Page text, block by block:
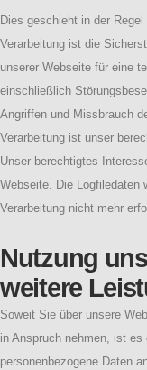
Dies geschieht in der
Verarbeitung ist die
unserer Webseite für eine
einschließlich
Angriffen und Missbrauch
Verarbeitung ist unser
Unser berechtigtes
Webseite. Die Logfiledaten
Verarbeitung nicht mehr
Nutzung
weitere
Soweit Sie über unsere
in Anspruch nehmen, ist
personenbezogene Daten